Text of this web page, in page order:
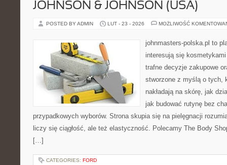
JOHNSON & JOHNSON (USA)
POSTED BY ADMIN LUT - 23 - 2026 MOŻLIWOŚĆ
johnmasters-polska.pl to
interesują się
trafne decyzje zakupowe
stworzone z myślą o tych,
nakładają na skórę, jak
jak budować rutynę bez
przypadkowych wyborów. Strona skupia się na pielęgnacji
liczy się ciągłość, ale też elastyczność. Polecamy The Body
[…]
CATEGORIES: FORD